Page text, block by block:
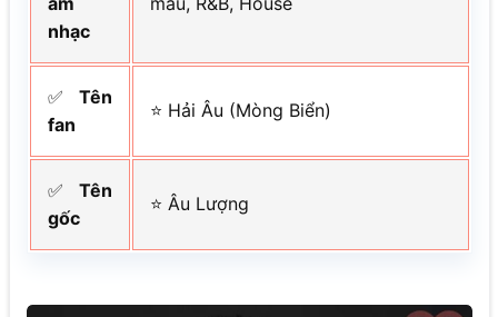
nhạc
✅ Tên
fan
⭐ Hải Âu (Mòng Biển)
✅ Tên
gốc
⭐ Âu Lượng